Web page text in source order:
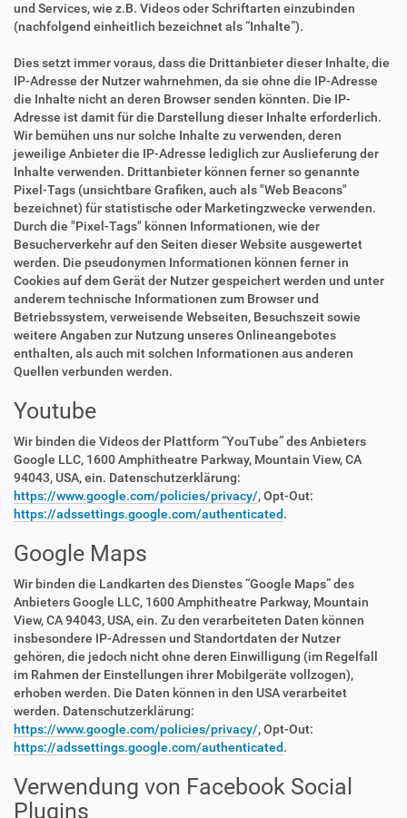
und Services, wie z.B. Videos oder Schriftarten einzubinden
(nachfolgend einheitlich bezeichnet als “Inhalte”).
Dies setzt immer voraus, dass die Drittanbieter dieser Inhalte, die
IP-Adresse der Nutzer wahrnehmen, da sie ohne die IP-Adresse
die Inhalte nicht an deren Browser senden könnten. Die IP-
Adresse ist damit für die Darstellung dieser Inhalte erforderlich.
Wir bemühen uns nur solche Inhalte zu verwenden, deren
jeweilige Anbieter die IP-Adresse lediglich zur Auslieferung der
Inhalte verwenden. Drittanbieter können ferner so genannte
Pixel-Tags (unsichtbare Grafiken, auch als "Web Beacons"
bezeichnet) für statistische oder Marketingzwecke verwenden.
Durch die "Pixel-Tags" können Informationen, wie der
Besucherverkehr auf den Seiten dieser Website ausgewertet
werden. Die pseudonymen Informationen können ferner in
Cookies auf dem Gerät der Nutzer gespeichert werden und unter
anderem technische Informationen zum Browser und
Betriebssystem, verweisende Webseiten, Besuchszeit sowie
weitere Angaben zur Nutzung unseres Onlineangebotes
enthalten, als auch mit solchen Informationen aus anderen
Quellen verbunden werden.
Youtube
Wir binden die Videos der Plattform “YouTube” des Anbieters
Google LLC, 1600 Amphitheatre Parkway, Mountain View, CA
94043, USA, ein. Datenschutzerklärung:
https://www.google.com/policies/privacy/, Opt-Out:
https://adssettings.google.com/authenticated.
Google Maps
Wir binden die Landkarten des Dienstes “Google Maps” des
Anbieters Google LLC, 1600 Amphitheatre Parkway, Mountain
View, CA 94043, USA, ein. Zu den verarbeiteten Daten können
insbesondere IP-Adressen und Standortdaten der Nutzer
gehören, die jedoch nicht ohne deren Einwilligung (im Regelfall
im Rahmen der Einstellungen ihrer Mobilgeräte vollzogen),
erhoben werden. Die Daten können in den USA verarbeitet
werden. Datenschutzerklärung:
https://www.google.com/policies/privacy/, Opt-Out:
https://adssettings.google.com/authenticated.
Verwendung von Facebook Social
Plugins